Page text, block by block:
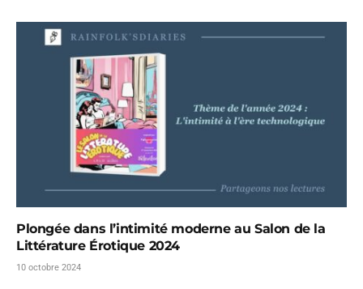
Plongée dans l’intimité moderne au Salon de la
Littérature Érotique 2024
10 octobre 2024